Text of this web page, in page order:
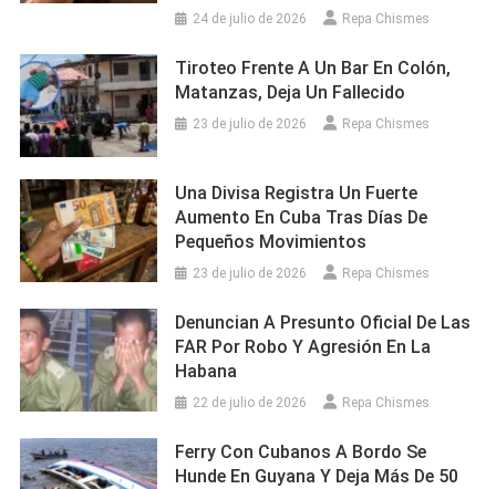
24 de julio de 2026 Repa Chismes
Tiroteo Frente A Un Bar En Colón,
Matanzas, Deja Un Fallecido
23 de julio de 2026 Repa Chismes
Una Divisa Registra Un Fuerte
Aumento En Cuba Tras Días De
Pequeños Movimientos
23 de julio de 2026 Repa Chismes
Denuncian A Presunto Oficial De Las
FAR Por Robo Y Agresión En La
Habana
22 de julio de 2026 Repa Chismes
Ferry Con Cubanos A Bordo Se
Hunde En Guyana Y Deja Más De 50